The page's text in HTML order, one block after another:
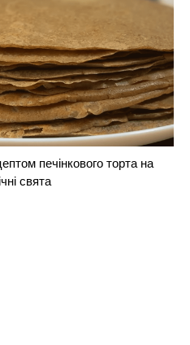
печінкового торта на
свята